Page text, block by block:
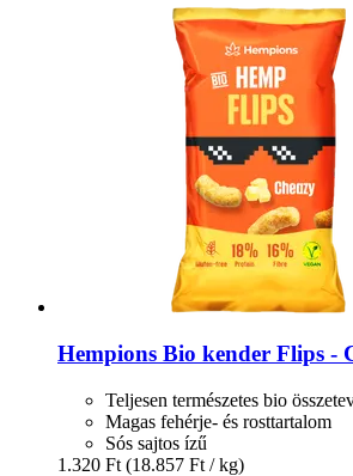
Hempions Bio kender Flips -​
Teljesen természetes bio
Magas fehérje- és rosttartalom
Sós sajtos ízű
1.320 Ft (18.857 Ft / kg)